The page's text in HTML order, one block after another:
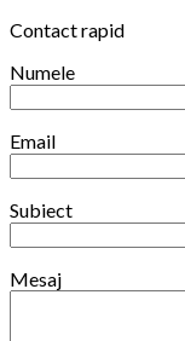
Contact rapid
Numele
Email
Subiect
Mesaj